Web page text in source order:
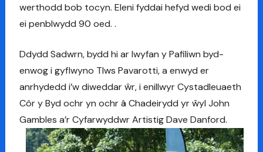
werthodd bob tocyn. Eleni fyddai hefyd wedi bod ei
ei penblwydd 90 oed. .
Ddydd Sadwrn, bydd hi ar lwyfan y Pafiliwn byd-
enwog i gyflwyno Tlws Pavarotti, a enwyd er
anrhydedd i’w diweddar ŵr, i enillwyr Cystadleuaeth
Côr y Byd ochr yn ochr â Chadeirydd yr ŵyl John
Gambles a’r Cyfarwyddwr Artistig Dave Danford.